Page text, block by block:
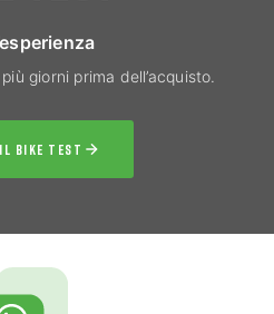
giorni prima dell’acquisto.
BIKE TEST